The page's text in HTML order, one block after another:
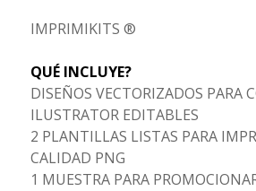
IMPRIMIKITS ®
QUÉ INCLUYE?
DISEÑOS VECTORIZADOS PARA
ILUSTRATOR EDITABLES
2 PLANTILLAS LISTAS PARA
CALIDAD PNG
1 MUESTRA PARA